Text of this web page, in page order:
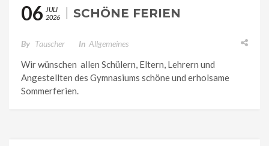
06 JULI
2026
SCHÖNE FERIEN
By Tauscher In Allgemeines
Wir wünschen allen Schülern, Eltern, Lehrern und
Angestellten des Gymnasiums schöne und erholsame
Sommerferien.